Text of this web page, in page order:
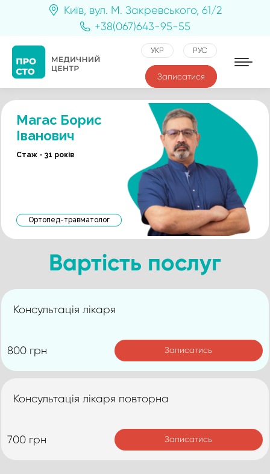
Київ, вул. М. Закревського, 61/2
+38(067)643-95-55
УКР РУС
Записатися
Ортопед-травматолог
Стаж - 31 років
Магас Борис
Іванович
Вартість послуг
Консультація лікаря
800 грн Записатись
Консультація лікаря повторна
700 грн Записатись